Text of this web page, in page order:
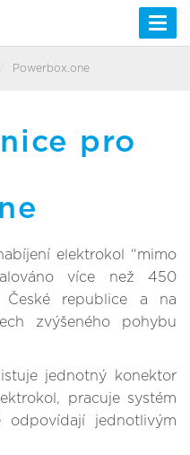
Powerbox.one
pro
elektrokol “mimo
více než 450
republice a na
zvýšeného pohybu
jednotný konektor
pracuje systém
odpovídají jednotlivým